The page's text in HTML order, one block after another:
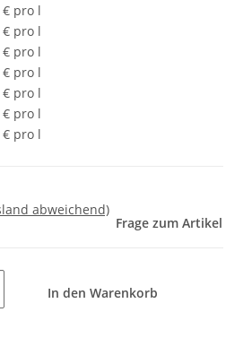
€ pro l
€ pro l
€ pro l
€ pro l
€ pro l
€ pro l
€ pro l
abweichend)
Frage zum Artikel
In den Warenkorb